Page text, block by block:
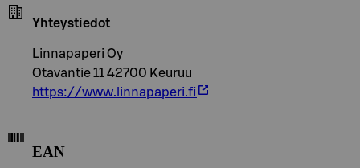
Yhteystiedot
Linnapaperi Oy
Otavantie 11 42700 Keuruu
https://www.linnapaperi.fi
EAN